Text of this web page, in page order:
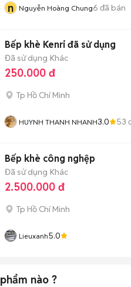
n Nguyễn Hoàng Chung6 đã bán
Bếp khè Kenri đã sử dụng
Đã sử dụng Khác
250.000 đ
Tp Hồ Chí Minh
HUYNH THANH NHANH3.0 53
Bếp khè công nghệp
Đã sử dụng Khác
2.500.000 đ
Tp Hồ Chí Minh
Lieuxanh5.0
nào ?